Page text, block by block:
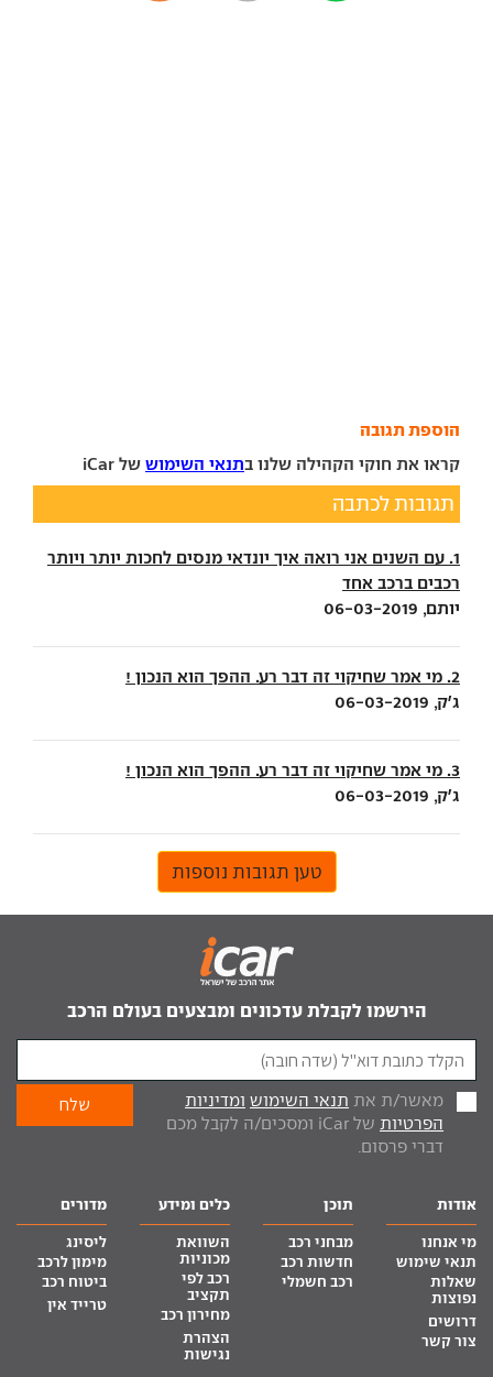
הוספת תגובה
קראו את חוקי הקהילה שלנו בתנאי השימוש של iCar
תגובות לכתבה
1. עם השנים אני רואה איך יונדאי מנסים לחכות יותר ויותר
רכבים ברכב אחד
יותם, 06-03-2019
2. מי אמר שחיקוי זה דבר רע. ההפך הוא הנכון !
ג'ק, 06-03-2019
3. מי אמר שחיקוי זה דבר רע. ההפך הוא הנכון !
ג'ק, 06-03-2019
טען תגובות נוספות
הירשמו לקבלת עדכונים ומבצעים בעולם הרכב
מאשר/ת את תנאי השימוש ומדיניות
הפרטיות
של iCar ומסכים/ה לקבל מכם
דברי פרסום.
אודות
מי אנחנו
תנאי שימוש
שאלות
נפוצות
דרושים
צור קשר
תוכן
מבחני רכב
חדשות רכב
רכב חשמלי
כלים ומידע
השוואת
מכוניות
רכב לפי
תקציב
מחירון רכב
הצהרת
נגישות
מדורים
ליסינג
מימון לרכב
ביטוח רכב
טרייד אין